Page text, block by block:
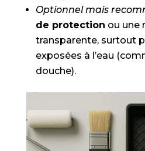
Optionnel mais
de protection ou une
transparente, surtout
exposées à l’eau
douche).